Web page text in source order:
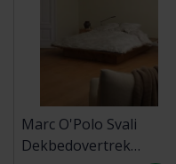
Marc O'Polo Svali
Dekbedovertrek